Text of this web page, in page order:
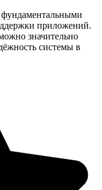
фундаментальными
приложений.
значительно
системы в